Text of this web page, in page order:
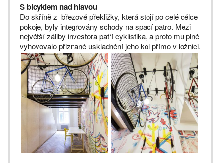
S bicyklem nad hlavou
Do skříně z březové překližky, která stojí po celé délce
pokoje, byly integrovány schody na spací patro. Mezi
největší záliby investora patří cyklistika, a proto mu plně
vyhovovalo přiznané uskladnění jeho kol přímo v ložnici.